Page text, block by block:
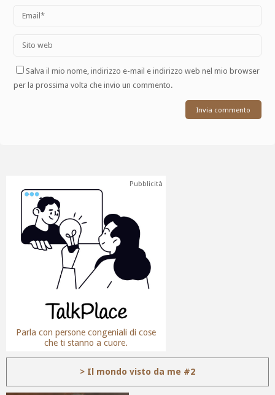
Salva il mio nome, indirizzo e-mail e indirizzo web nel mio browser
per la prossima volta che invio un commento.
Pubblicità
Parla con persone congeniali di cose
che ti stanno a cuore.
> Il mondo visto da me #2